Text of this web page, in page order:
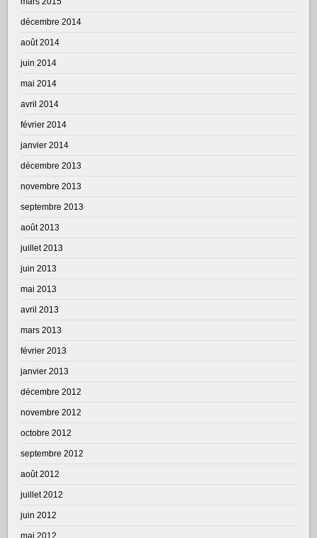
décembre 2014
août 2014
juin 2014
mai 2014
avril 2014
février 2014
janvier 2014
décembre 2013
novembre 2013
septembre 2013
août 2013
juillet 2013
juin 2013
mai 2013
avril 2013
mars 2013
février 2013
janvier 2013
décembre 2012
novembre 2012
octobre 2012
septembre 2012
août 2012
juillet 2012
juin 2012
mai 2012